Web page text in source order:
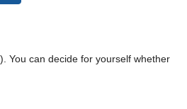
You can decide for yourself whether